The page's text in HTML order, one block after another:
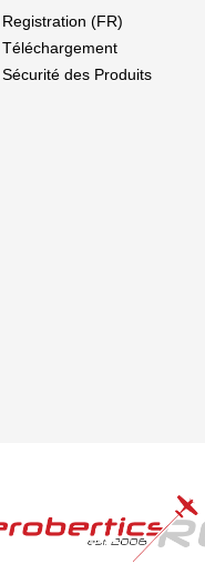
Registration (FR)
Téléchargement
Sécurité des Produits